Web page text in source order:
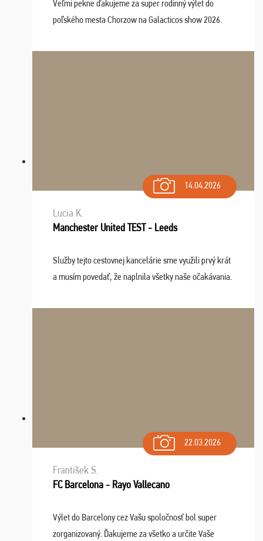
Veľmi pekne ďakujeme za super rodinný výlet do
poľského mesta Chorzow na Galacticos show 2026.
Navštívili sme aj zábavný park Legendia, previe ...
14.04.2026
Lucia K.
Manchester United TEST - Leeds
Služby tejto cestovnej kancelárie sme využili prvý krát
a musím povedať, že naplnila všetky naše očakávania.
dispozícii nonstop (milí, profesionálni ...
22.03.2026
František S.
FC Barcelona - Rayo Vallecano
Výlet do Barcelony cez Vašu spoločnosť bol super
zorganizovaný. Ďakujeme za všetko a určite Vaše